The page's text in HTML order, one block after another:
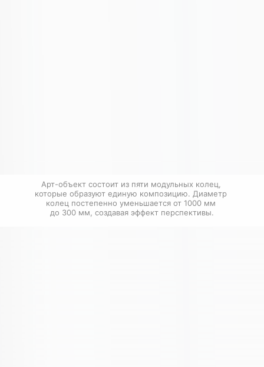
Арт-объект состоит из пяти модульных колец,
которые образуют единую композицию. Диаметр
колец постепенно уменьшается от 1000 мм
до 300 мм, создавая эффект перспективы.